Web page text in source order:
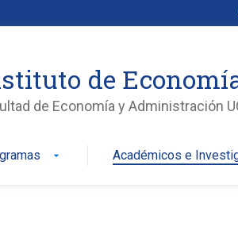
de
de Economía y Administración
arrow_drop_down Académicos e